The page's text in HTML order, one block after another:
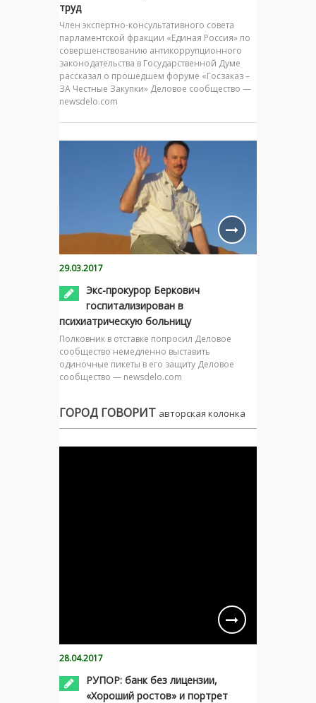
труд
Член экспертно-консультативного совета
парламентской фракции «Единая Россия» по
совершенствованию антикоррупционного
законодательства в Государственной Думе
рассказал о прошедшем форуме «Госзаказ –
ЗА Честные Закупки» Деловое сообщество —
newsdelo.com
29.03.2017
Экс-прокурор Беркович
госпитализирован в
психиатрическую больницу
Полковник в отставке попросил Деловое
сообщество немедленно выставить
одиночные пикеты в его защиту Деловое
сообщество — newsdelo.com
ГОРОД ГОВОРИТ авторская колонка
28.04.2017
РУПОР: банк без лицензии,
«Хороший ростов» и портрет